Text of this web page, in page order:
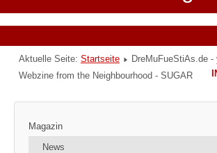
Aktuelle Seite: Startseite
DreMuFueStiAs.de -
Webzine from the Neighbourhood - SUGAR
Magazin
News